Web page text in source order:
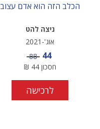
הכלב הזה הוא אדם עצוב
ניצה להט
אוג'-2021
מחיר מבצע
44 מחיר
88
חסכון 44
₪
לרכישה